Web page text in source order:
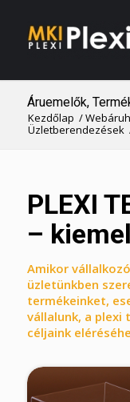
Áruemelők,
Kezdőlap /
Üzletberendezések
PLEXI
–
Amikor
üzletünkben
termékeinket,
vállalunk, a plexi
céljaink